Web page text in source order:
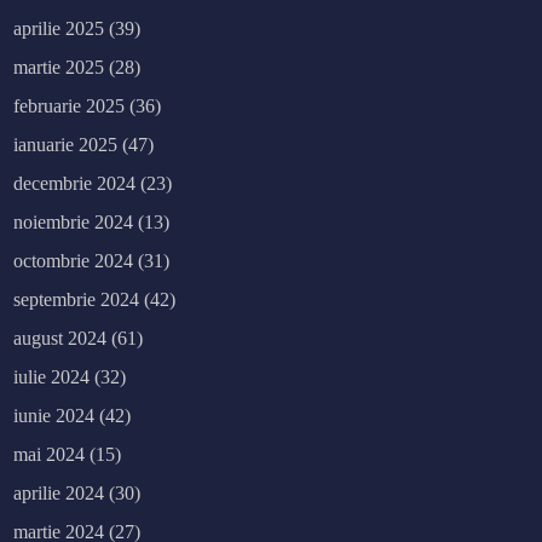
aprilie 2025 (39)
martie 2025 (28)
februarie 2025 (36)
ianuarie 2025 (47)
decembrie 2024 (23)
noiembrie 2024 (13)
octombrie 2024 (31)
septembrie 2024 (42)
august 2024 (61)
iulie 2024 (32)
iunie 2024 (42)
mai 2024 (15)
aprilie 2024 (30)
martie 2024 (27)